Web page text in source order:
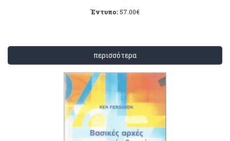
Έντυπο: 57.00€
περισσότερα